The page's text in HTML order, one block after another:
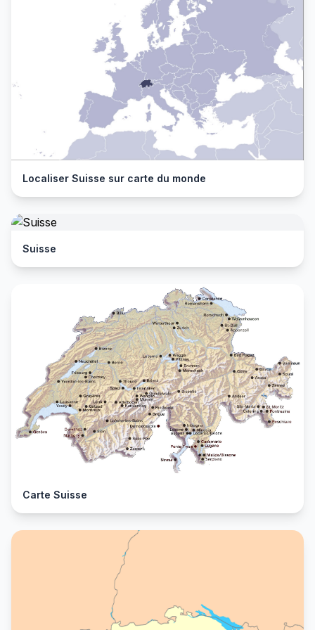
Localiser Suisse sur carte du monde
Suisse
Carte Suisse